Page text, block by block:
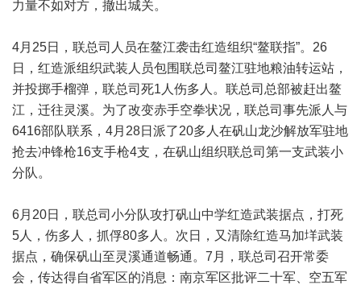
力量不如对方，撤出城关。
4月25日，联总司人员在鳌江袭击红造组织“鳌联指”。26
日，红造派组织武装人员包围联总司鳌江驻地粮油转运站，
并投掷手榴弹，联总司死1人伤多人。联总司总部被赶出鳌
江，迁往灵溪。为了改变赤手空拳状况，联总司事先派人与
6416部队联系，4月28日派了20多人在矾山龙沙解放军驻地
抢去冲锋枪16支手枪4支，在矾山组织联总司第一支武装小
分队。
6月20日，联总司小分队攻打矾山中学红造武装据点，打死
5人，伤多人，抓俘80多人。次日，又清除红造马加垟武装
据点，确保矾山至灵溪通道畅通。7月，联总司召开常委
会，传达得自省军区的消息：南京军区批评二十军、空五军